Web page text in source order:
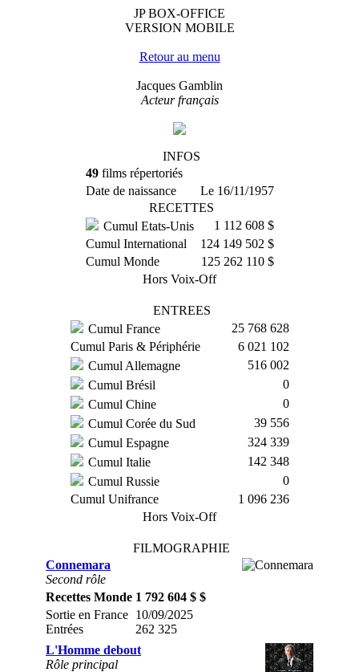
JP BOX-OFFICE
VERSION MOBILE
Retour au menu
Jacques Gamblin
Acteur français
INFOS
49films répertoriés
Date de naissance
Le 16/11/1957
RECETTES
Cumul Etats-Unis
1 112 608 $
Cumul International
124 149 502 $
Cumul Monde
125 262 110 $
Hors Voix-Off
ENTREES
Cumul France
25 768 628
Cumul Paris & Périphérie
6 021 102
Cumul Allemagne
516 002
Cumul Brésil
0
Cumul Chine
0
Cumul Corée du Sud
39 556
Cumul Espagne
324 339
Cumul Italie
142 348
Cumul Russie
0
Cumul Unifrance
1 096 236
Hors Voix-Off
FILMOGRAPHIE
Connemara
Second rôle
Recettes Monde 1 792 604 $ $
Sortie en France
Entrées
10/09/2025
262 325
L'Homme debout
Rôle principal